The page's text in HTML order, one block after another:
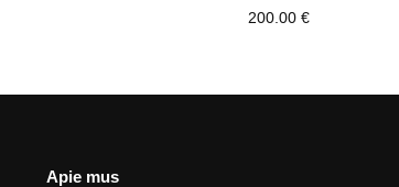
200.00€
Apie mus